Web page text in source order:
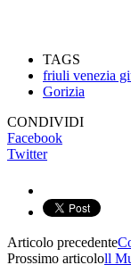
TAGS
friuli venezia
Gorizia
CONDIVIDI
Facebook
Twitter
Articolo precedente
Prossimo articololl